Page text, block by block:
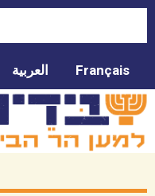
Français العربية